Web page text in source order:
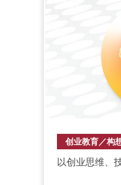
创业教育／构
以创业思维、